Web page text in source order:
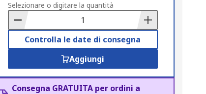
to
Basket
Selezionare o digitare la quantità
Controlla le date di consegna
Aggiungi
Consegna GRATUITA per ordini a